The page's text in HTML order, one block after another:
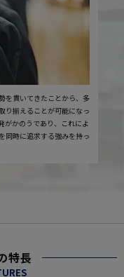
を貫いてきたことから、多
り揃えることが可能になっ
がかのうであり、これによ
同時に追求する強みを持っ
特長